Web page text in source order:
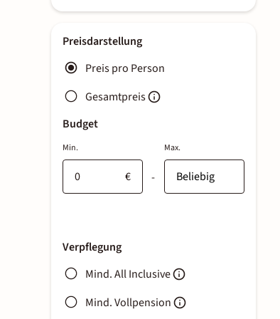
Preisdarstellung
Preis pro Person
Gesamtpreis
Budget
Min.
€ -
Max.
Verpflegung
Mind. All Inclusive
Mind. Vollpension